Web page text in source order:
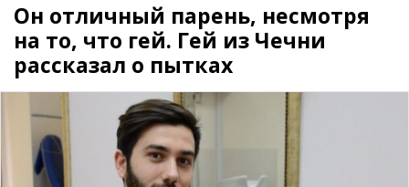
Он отличный парень, несмотря
на то, что гей. Гей из Чечни
рассказал о пытках